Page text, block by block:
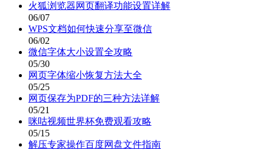
火狐浏览器网页翻译功能设置详解
06/07
WPS文档如何快速分享至微信
06/02
微信字体大小设置全攻略
05/30
网页字体缩小恢复方法大全
05/25
网页保存为PDF的三种方法详解
05/21
咪咕视频世界杯免费观看攻略
05/15
解压专家操作百度网盘文件指南